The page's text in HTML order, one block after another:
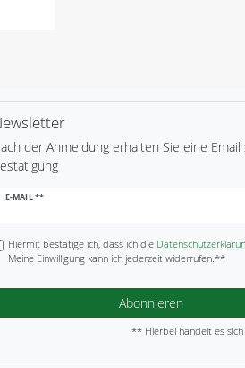
der Anmeldung erhalten Sie eine Email
E-MAIL **
Hiermit bestätige ich, dass ich die
Meine Einwilligung kann ich jederzeit widerrufen.**
Abonnieren
** Hierbei handelt es sich